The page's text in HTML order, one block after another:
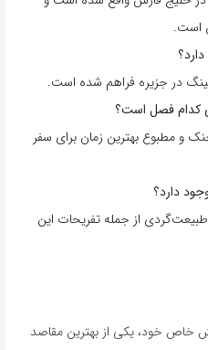
است.
در جزیره فراهم شده است.
کدام فصل است؟
و مطبوع بهترین زمان برای سفر
دارد؟
از جمله تفریحات این
خاص خود، یکی از بهترین مقاصد